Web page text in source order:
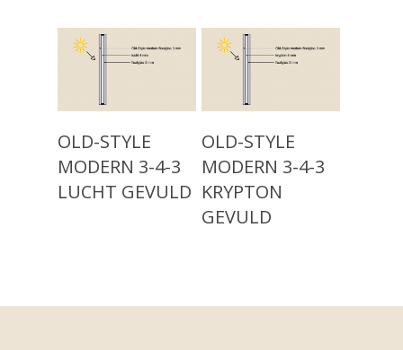
OLD-STYLE
MODERN 3-4-3
LUCHT GEVULD
OLD-STYLE
MODERN 3-4-3
KRYPTON
GEVULD
Modern Isolatieglas
Nieuw: Vacuümglas
Over ons
Showroom
Contact